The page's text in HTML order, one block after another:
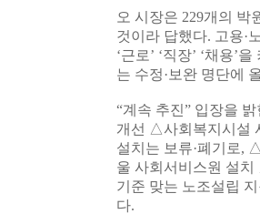
오 시장은 229개의 박
것이라 답했다. 고용·
‘근로’ ‘직장’ ‘채용’
는 수정·보완 명단에
“계속 추진” 입장을
개선 △사회복지시설
설치는 보류·폐기로,
울 사회서비스원 설
기준 맞는 노조설립
다.